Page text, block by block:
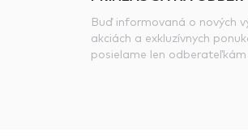
Buď informovaná o nových
akciách a exkluzívnych
posielame len odberateľkám